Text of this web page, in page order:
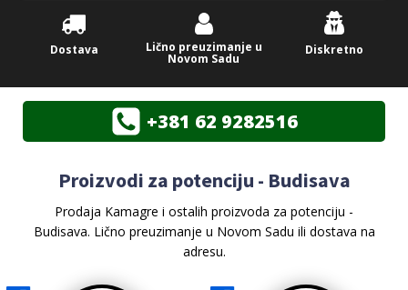
Dostava Lično preuzimanje u
Novom Sadu
Diskretno
+381 62 9282516
Proizvodi za potenciju - Budisava
Prodaja Kamagre i ostalih proizvoda za potenciju -
Budisava. Lično preuzimanje u Novom Sadu ili dostava na
adresu.